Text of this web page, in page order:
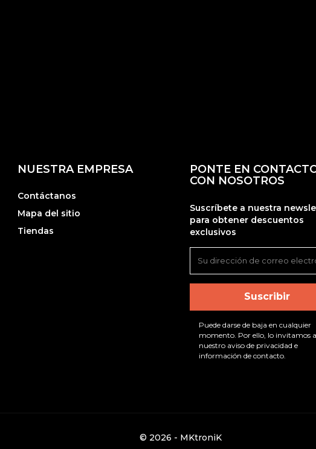
NUESTRA EMPRESA
Contáctanos
Mapa del sitio
Tiendas
PONTE EN
CON NOSOTROS
Suscríbete a nuestra
para obtener descuentos
exclusivos
Puede darse de baja en cualquier
momento. Por ello, lo invitamos
nuestro aviso de privacidad e
información de contacto.
© 2026 - MKtroniK